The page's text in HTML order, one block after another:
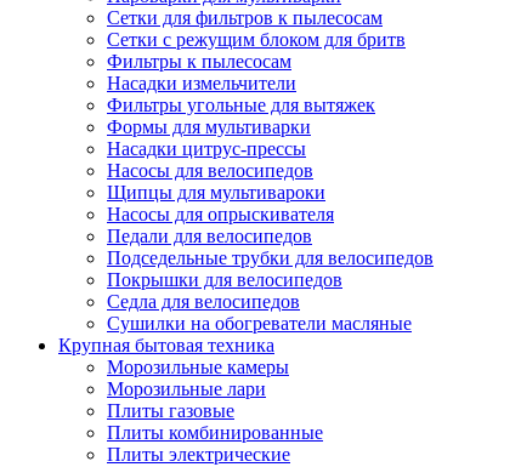
Сетки для фильтров к пылесосам
Сетки с режущим блоком для бритв
Фильтры к пылесосам
Насадки измельчители
Фильтры угольные для вытяжек
Формы для мультиварки
Насадки цитрус-прессы
Насосы для велосипедов
Щипцы для мультивароки
Насосы для опрыскивателя
Педали для велосипедов
Подседельные трубки для велосипедов
Покрышки для велосипедов
Седла для велосипедов
Сушилки на обогреватели масляные
Крупная бытовая техника
Морозильные камеры
Морозильные лари
Плиты газовые
Плиты комбинированные
Плиты электрические